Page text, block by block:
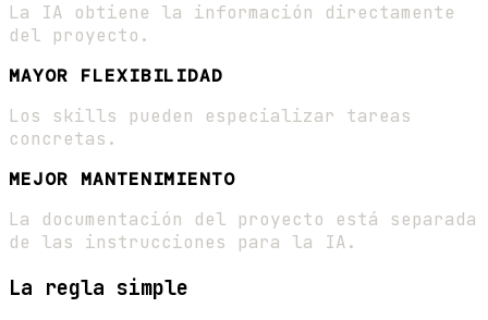
La IA obtiene la información directamente
del proyecto.
MAYOR FLEXIBILIDAD
Los skills pueden especializar tareas
concretas.
MEJOR MANTENIMIENTO
La documentación del proyecto está separada
de las instrucciones para la IA.
La regla simple